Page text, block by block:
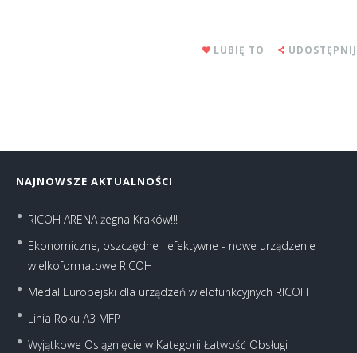
LUBIĘ TO UDOSTĘPNIJ
NAJNOWSZE AKTUALNOŚCI
RICOH ARENA żegna Kraków!!!
Ekonomiczne, oszczędne i efektywne - nowe urządzenie
wielkoformatowe RICOH
Medal Europejski dla urządzeń wielofunkcyjnych RICOH
Linia Roku A3 MFP
Wyjątkowe Osiągnięcie w Kategorii Łatwość Obsługi